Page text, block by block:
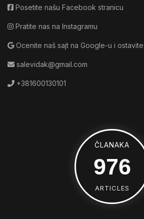
Posetite našu Facebook stranicu
Pratite nas na Instagramu
Ocenite naš sajt na Google-u i
salevidak@gmail.com
+381600130101
ČLANAKA
1392
ARTICLES